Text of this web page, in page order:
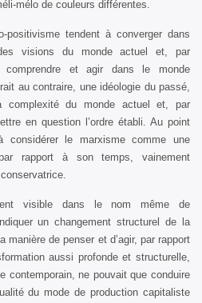
mélo de couleurs différentes.
positivisme tendent à converger dans
des visions du monde actuel et, par
comprendre et agir dans le monde
au contraire, une idéologie du passé,
complexité du monde actuel et, par
en question l’ordre établi. Au point
considérer le marxisme comme une
rapport à son temps, vainement
visible dans le nom même de
un changement structurel de la
de penser et d’agir, par rapport
aussi profonde et structurelle,
contemporain, ne pouvait que conduire
du mode de production capitaliste